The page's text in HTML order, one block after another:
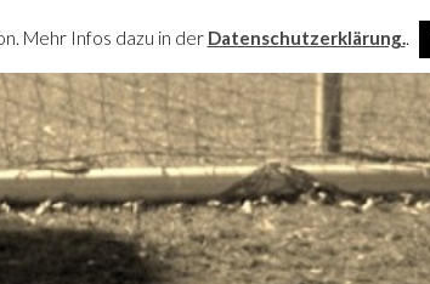
Mehr Infos dazu in der Datenschutzerklärung..